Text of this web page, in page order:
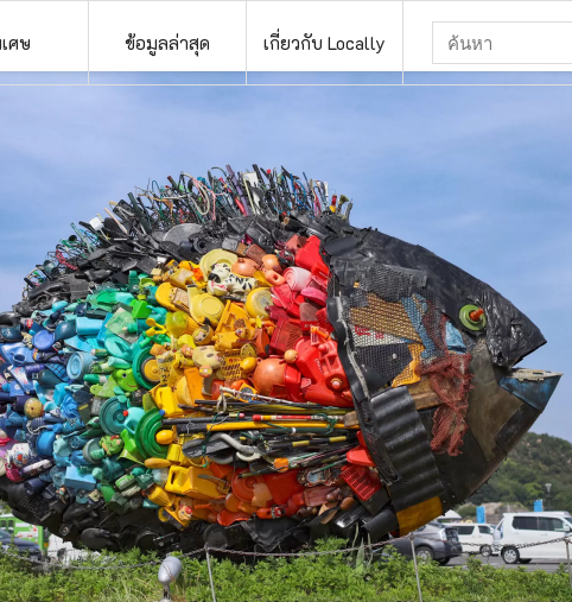
ศษ ข้อมูลล่าสุด เกี่ยวกับ Locally